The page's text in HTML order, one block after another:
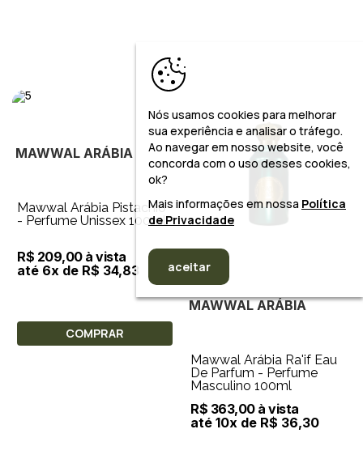
MAWWAL ARÁBIA
Mawwal Arábia Pistachio
- Perfume Unissex 100ml
R$ 209,00 à vista
até 6x de R$ 34,83
COMPRAR
MAWWAL ARÁBIA
Mawwal Arábia Ra'if Eau
De Parfum - Perfume
Masculino 100ml
R$ 363,00 à vista
até 10x de R$ 36,30
Nós usamos cookies para melhorar
sua experiência e analisar o tráfego.
Ao navegar em nosso website, você
concorda com o uso desses cookies,
ok?
Mais informações em nossa Política
de Privacidade
aceitar